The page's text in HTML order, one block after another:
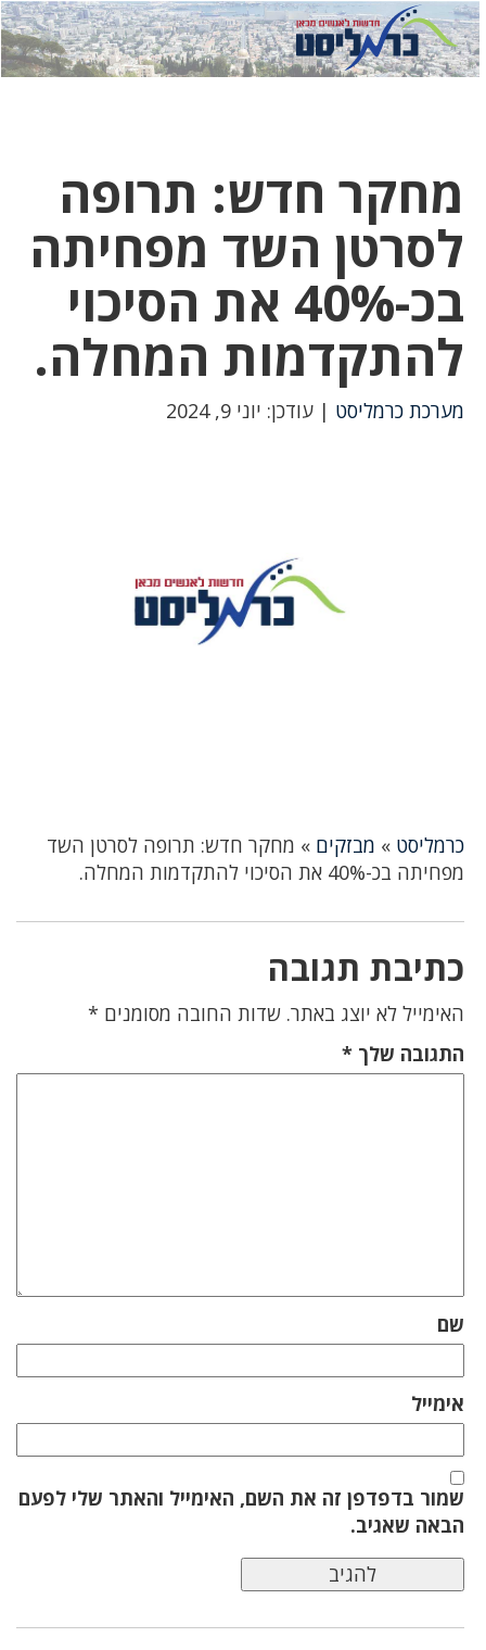
לחץ
כאן
לחץ
כדי
מחקר חדש: תרופה
לסרטן השד מפחיתה
בכ-40% את הסיכוי
להתקדמות המחלה.
מערכת כרמליסט | עודכן: יוני 9, 2024
כרמליסט » מבזקים » מחקר חדש: תרופה לסרטן השד
מפחיתה בכ-40% את הסיכוי להתקדמות המחלה.
כתיבת תגובה
האימייל לא יוצג באתר. שדות החובה מסומנים *
התגובה שלך *
שם
אימייל
שמור בדפדפן זה את השם, האימייל והאתר שלי לפעם
הבאה שאגיב.